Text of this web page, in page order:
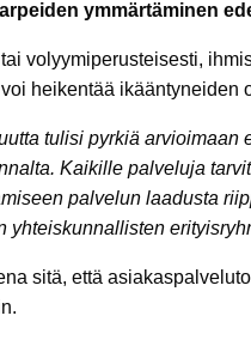
ymmärtäminen
volyymiperusteisesti,
heikentää ikääntyneiden
tulisi pyrkiä arvioimaan
Kaikille palveluja
palvelun laadusta
yhteiskunnallisten
sitä, että